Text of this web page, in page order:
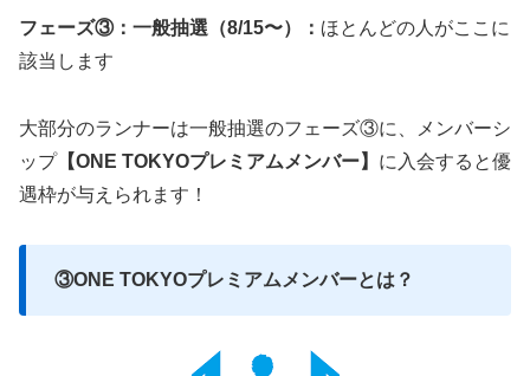
フェーズ③：一般抽選（8/15〜）： ほとんどの人がここに
該当します
大部分のランナーは一般抽選のフェーズ③に、メンバーシ
ップ【ONE TOKYOプレミアムメンバー】 に入会すると優
遇枠が与えられます！
③ONE TOKYOプレミアムメンバーとは？